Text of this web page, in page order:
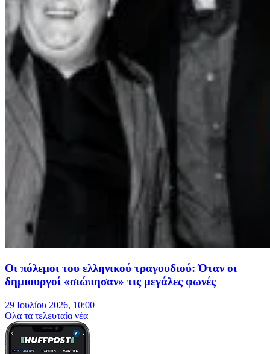
Οι πόλεμοι του ελληνικού τραγουδιού: Όταν οι
δημιουργοί «σιώπησαν» τις μεγάλες φωνές
29 Ιουλίου 2026, 10:00
Oλα τα τελευταία νέα